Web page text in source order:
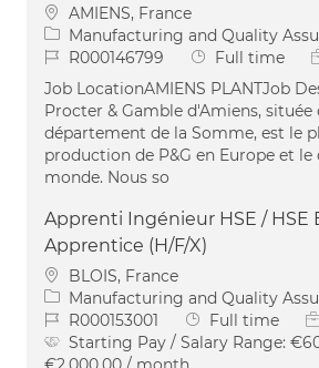
Location
AMIENS, France
Category
Manufacturing and Quality
Job IdR000146799 Job Type
Full time
Job LocationAMIENS PLANTJob
Procter & Gamble d'Amiens, située
département de la Somme, est le
production de P&G en Europe et le
monde. Nous so
Apprenti Ingénieur HSE / HSE
Apprentice (H/F/X)
Location
BLOIS, France
Category
Manufacturing and Quality
Job IdR000153001 Job Type
Full time
Starting Pay / Salary Range: